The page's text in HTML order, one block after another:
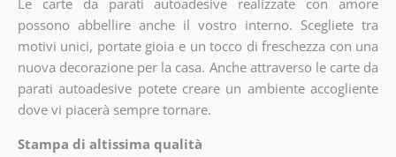
possono abbellire anche il vostro interno. Scegliete tra
motivi unici, portate gioia e un tocco di freschezza con una
nuova decorazione per la casa. Anche attraverso le carte da
parati autoadesive potete creare un ambiente accogliente
dove vi piacerà sempre tornare.
Stampa di altissima qualità